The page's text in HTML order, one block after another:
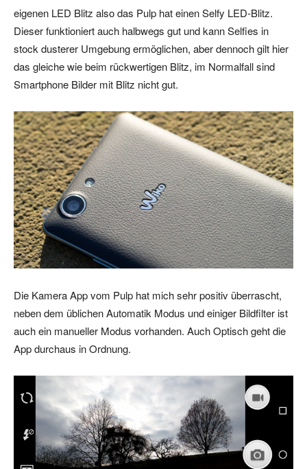
eigenen LED Blitz also das Pulp hat einen Selfy LED-Blitz.
Dieser funktioniert auch halbwegs gut und kann Selfies in
stock dusterer Umgebung ermöglichen, aber dennoch gilt hier
das gleiche wie beim rückwertigen Blitz, im Normalfall sind
Smartphone Bilder mit Blitz nicht gut.
Die Kamera App vom Pulp hat mich sehr positiv überrascht,
neben dem üblichen Automatik Modus und einiger Bildfilter ist
auch ein manueller Modus vorhanden. Auch Optisch geht die
App durchaus in Ordnung.